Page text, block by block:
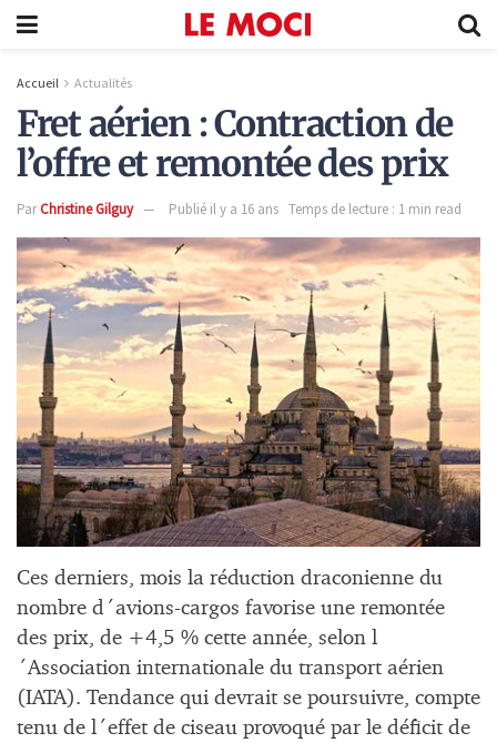
Accueil Actualités
Fret aérien : Contraction de
l’offre et remontée des prix
ParChristine Gilguy Publié il y a 16 ans Temps de lecture : 1 min read
Ces derniers, mois la réduction draconienne du
nombre d´avions-cargos favorise une remontée
des prix, de +4,5 % cette année, selon l
´Association internationale du transport aérien
(IATA). Tendance qui devrait se poursuivre, compte
tenu de l´effet de ciseau provoqué par le déficit de